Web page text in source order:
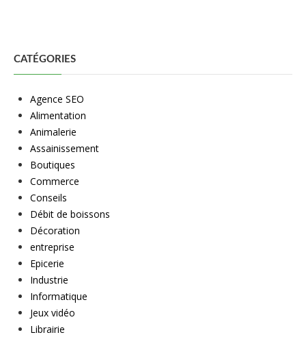
CATÉGORIES
Agence SEO
Alimentation
Animalerie
Assainissement
Boutiques
Commerce
Conseils
Débit de boissons
Décoration
entreprise
Epicerie
Industrie
Informatique
Jeux vidéo
Librairie